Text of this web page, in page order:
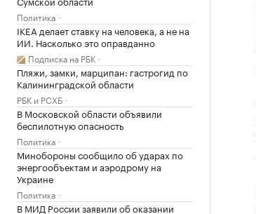
Политика
IKEA делает ставку на человека, а не на
ИИ. Насколько это оправданно
Подписка на РБК
Пляжи, замки, марципан: гастрогид по
Калининградской области
РБК и РСХБ
В Московской области объявили
беспилотную опасность
Политика
Минобороны сообщило об ударах по
энергообъектам и аэродрому на
Украине
Политика
В МИД России заявили об оказании